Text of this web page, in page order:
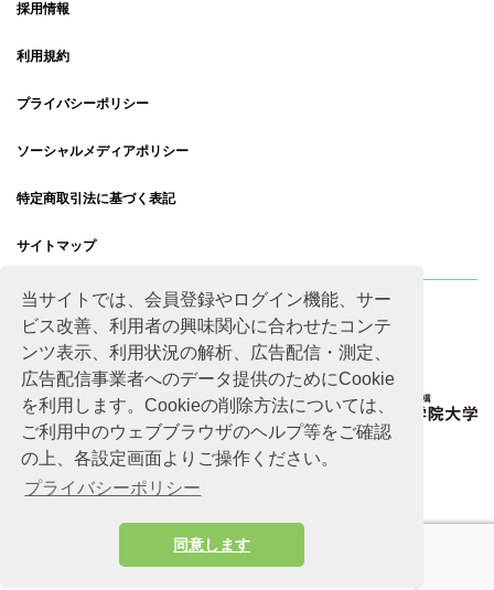
当サイトでは、会員登録やログイン機能、サー
ビス改善、利用者の興味関心に合わせたコンテ
ンツ表示、利用状況の解析、広告配信・測定、
広告配信事業者へのデータ提供のためにCookie
を利用します。Cookieの削除方法については、
ご利用中のウェブブラウザのヘルプ等をご確認
の上、各設定画面よりご操作ください。
プライバシーポリシー
同意します
採用情報
利用規約
プライバシーポリシー
ソーシャルメディアポリシー
特定商取引法に基づく表記
サイトマップ